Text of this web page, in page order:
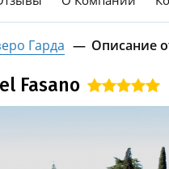
Гарда Описание
Fasano